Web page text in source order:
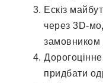
Ескіз
через 3D-
замовником
придбати